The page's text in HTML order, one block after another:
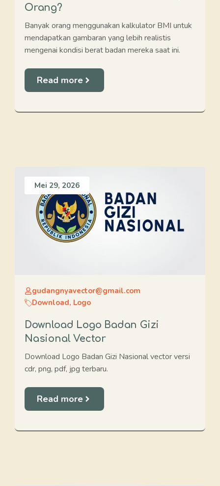
Orang?
Banyak orang menggunakan kalkulator BMI untuk
mendapatkan gambaran yang lebih realistis
mengenai kondisi berat badan mereka saat ini.
Read more
Mei 29, 2026
gudangnyavector@gmail.com
Download, Logo
Download Logo Badan Gizi
Nasional Vector
Download Logo Badan Gizi Nasional vector versi
cdr, png, pdf, jpg terbaru.
Read more